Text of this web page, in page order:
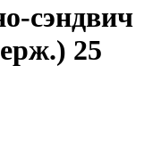
сэндвич
25